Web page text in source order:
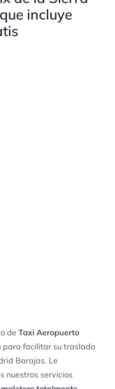
incluye
de Taxi Aeropuerto
para facilitar su traslado
Barajas. Le
nuestros servicios